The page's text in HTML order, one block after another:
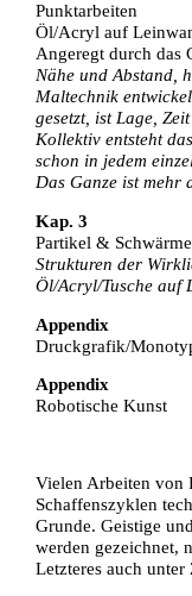
Punktarbeiten
Öl/Acryl auf
Angeregt durch das
Nähe und Abstand,
Maltechnik
gesetzt, ist Lage,
Kollektiv entsteht
schon in jedem
Das Ganze ist mehr
Kap. 3
Partikel & Schwärme
Strukturen der
Öl/Acryl/Tusche auf
Appendix
Druckgrafik/
Appendix
Robotische Kunst
Vielen Arbeiten von
Schaffenszyklen
Grunde. Geistige
werden gezeichnet,
Letzteres auch